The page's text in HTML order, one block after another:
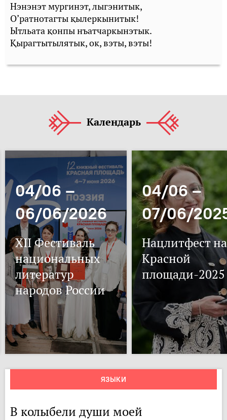
Нэнэнэт мургинэт, лыгэнитык,
О’ратнотагты қылеркынитык!
Ытльата қонпы нъатчаркынэтык.
Қырагтытылятык, ок, вэты, вэты!
Календарь
04/06 –
06/06/2026
XII Фестиваль
национальных
литератур
народов России
04/06 –
07/06/
Нацлитфест на
Красной
площади-2025
ЯЗЫКИ
В колыбели души моей